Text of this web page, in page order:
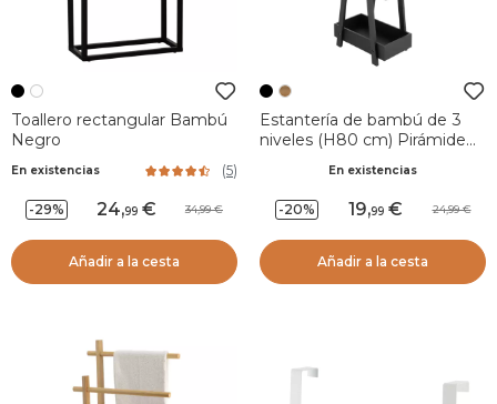
Toallero rectangular Bambú
Negro
En existencias (5)
-29% 24,99 34,99
Añadir a la cesta
Estantería de bambú de 3
niveles (H80 cm) Pirámide
En existencias
-20% 19,99 24,99
Añadir a la cesta